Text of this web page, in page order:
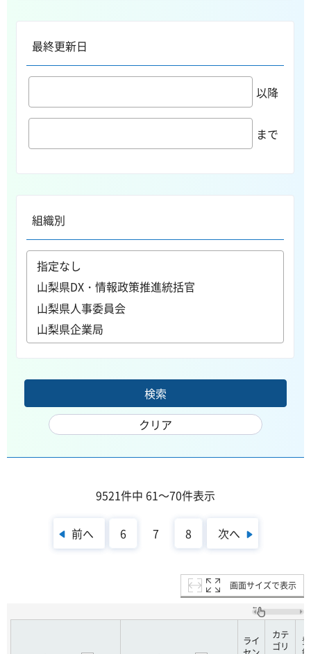
最終更新日
以降
まで
組織別
9521件中 61～70件表示
前へ 6 7 8 次へ
画面サイズで表示
ライ
カテ
ゴリ
登